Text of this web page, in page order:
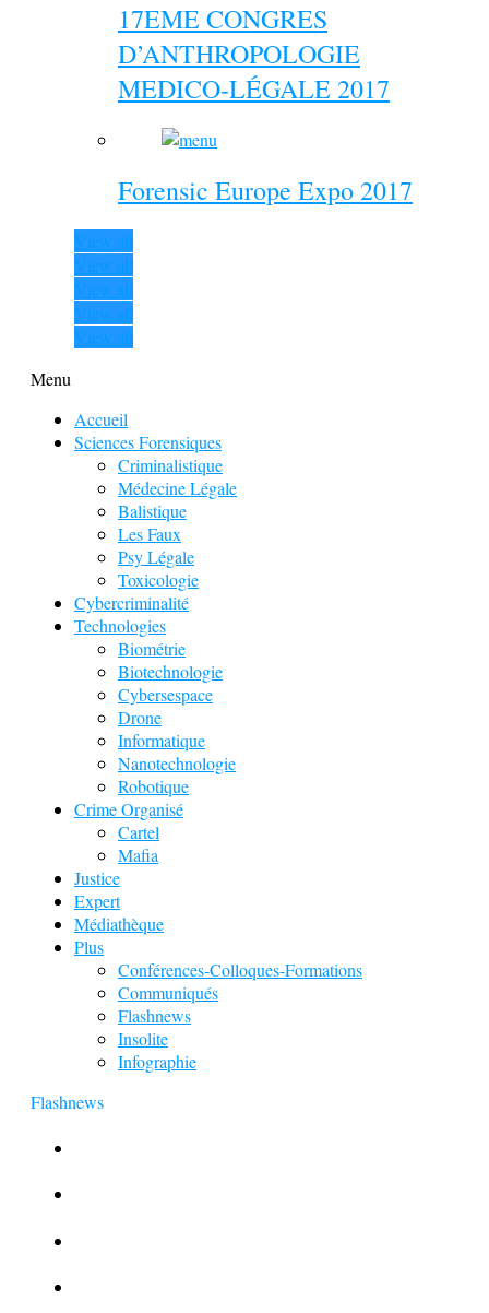
17EME CONGRES
D’ANTHROPOLOGIE
MEDICO-LÉGALE 2017
Forensic Europe Expo 2017
View all
View all
View all
View all
View all
Menu
Accueil
Sciences Forensiques
Criminalistique
Médecine Légale
Balistique
Les Faux
Psy Légale
Toxicologie
Cybercriminalité
Technologies
Biométrie
Biotechnologie
Cybersespace
Drone
Informatique
Nanotechnologie
Robotique
Crime Organisé
Cartel
Mafia
Justice
Expert
Médiathèque
Plus
Conférences-Colloques-Formations
Communiqués
Flashnews
Insolite
Infographie
Flashnews